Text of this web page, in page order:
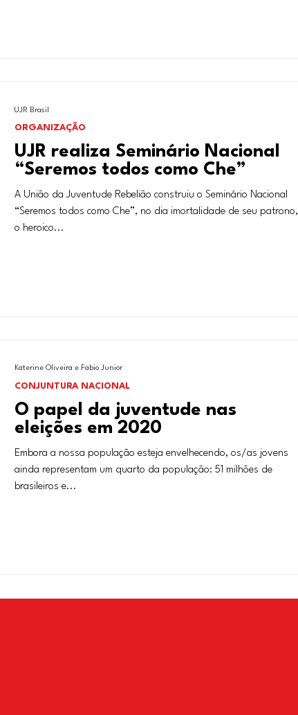
UJR realiza Seminário Nacional
“Seremos todos como Che”
A União da Juventude Rebelião construiu o Seminário Nacional
“Seremos todos como Che”, no dia imortalidade de seu patrono,
o heroico...
ORGANIZAÇÃO
UJR Brasil
O papel da juventude nas
eleições em 2020
Embora a nossa população esteja envelhecendo, os/as jovens
ainda representam um quarto da população: 51 milhões de
brasileiros e...
CONJUNTURA NACIONAL
Katerine Oliveira e Fabio Junior